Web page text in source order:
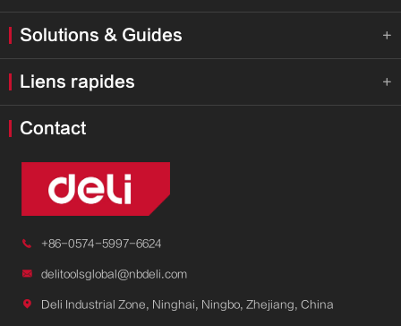
Solutions & Guides 
Liens rapides 
Contact
 +86-0574-5997-6624
 delitoolsglobal@nbdeli.com
 Deli Industrial Zone, Ninghai, Ningbo, Zhejiang, China